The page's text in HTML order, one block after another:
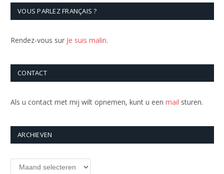
VOUS PARLEZ FRANÇAIS ?
Rendez-vous sur Je suis malin.
CONTACT
Als u contact met mij wilt opnemen, kunt u een mail sturen.
ARCHIEVEN
Archieven